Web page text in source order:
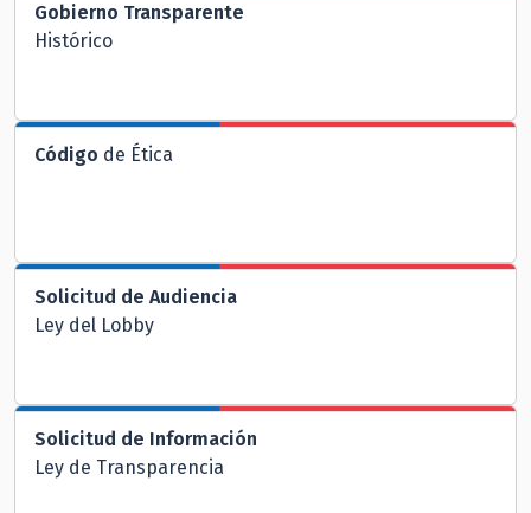
Gobierno Transparente
Histórico
Código de Ética
Solicitud de Audiencia
Ley del Lobby
Solicitud de Información
Ley de Transparencia